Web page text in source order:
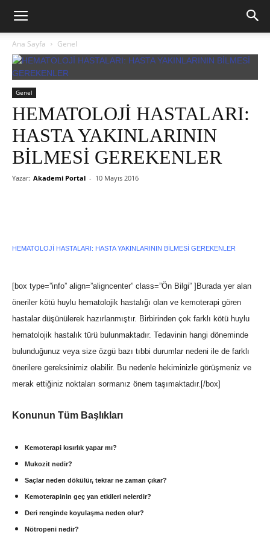
Ana Sayfa Genel
Genel
HEMATOLOJİ HASTALARI:
HASTA YAKINLARININ
BİLMESİ GEREKENLER
Yazar: Akademi Portal - 10 Mayıs 2016
HEMATOLOJİ HASTALARI: HASTA YAKINLARININ BİLMESİ GEREKENLER
[box type=”info” align=”aligncenter” class=”Ön Bilgi” ]Burada yer alan
öneriler kötü huylu hematolojik hastalığı olan ve kemoterapi gören
hastalar düşünülerek hazırlanmıştır. Birbirinden çok farklı kötü huylu
hematolojik hastalık türü bulunmaktadır. Tedavinin hangi döneminde
bulunduğunuz veya size özgü bazı tıbbi durumlar nedeni ile de farklı
önerilere gereksinimiz olabilir. Bu nedenle hekiminizle görüşmeniz ve
merak ettiğiniz noktaları sormanız önem taşımaktadır.[/box]
Konunun Tüm Başlıkları
Kemoterapi kısırlık yapar mı?
Mukozit nedir?
Saçlar neden dökülür, tekrar ne zaman çıkar?
Kemoterapinin geç yan etkileri nelerdir?
Deri renginde koyulaşma neden olur?
Nötropeni nedir?